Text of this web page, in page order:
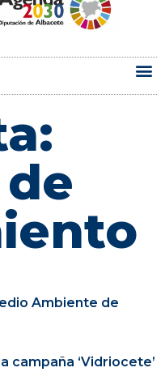
Ambiente de
campaña ‘Vidriocete’